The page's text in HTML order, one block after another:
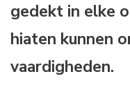
gedekt in elke
hiaten kunnen
vaardigheden.